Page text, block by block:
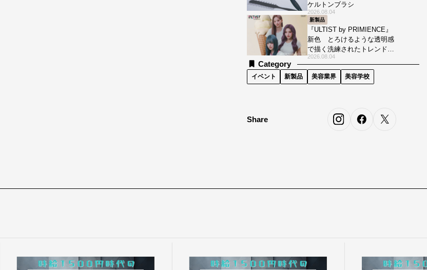
ケルトンブラシ
2026.08.04
新製品
『ULTIST by PRIMIENCE』
新色 とろけるような透明感
で描く洗練されたトレンドカ
ラー
2026.08.04
Category
イベント 新製品 美容業界 美容学校
Share